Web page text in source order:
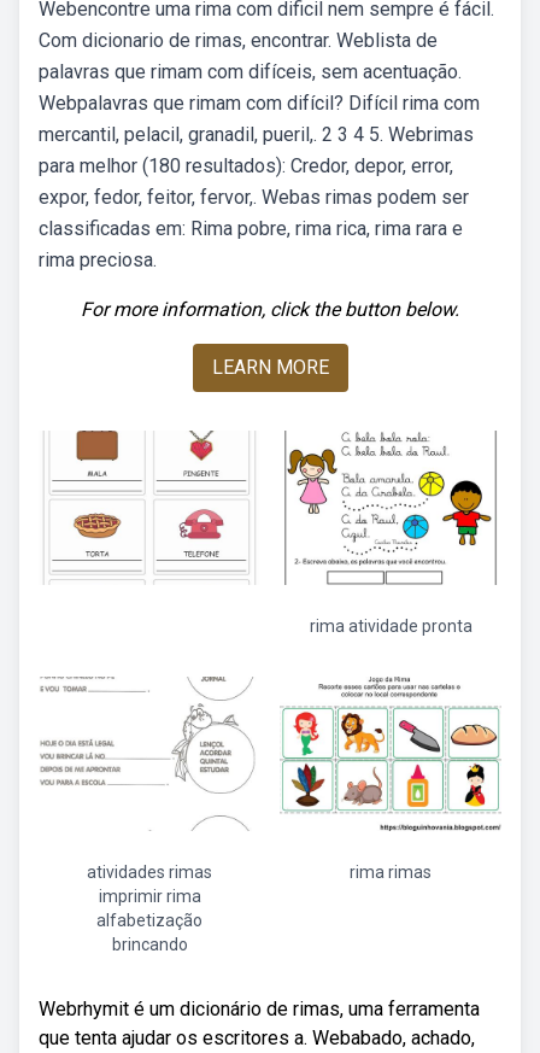
Webencontre uma rima com dificil nem sempre é fácil.
Com dicionario de rimas, encontrar. Weblista de
palavras que rimam com difíceis, sem acentuação.
Webpalavras que rimam com difícil? Difícil rima com
mercantil, pelacil, granadil, pueril,. 2 3 4 5. Webrimas
para melhor (180 resultados): Credor, depor, error,
expor, fedor, feitor, fervor,. Webas rimas podem ser
classificadas em: Rima pobre, rima rica, rima rara e
rima preciosa.
For more information, click the button below.
LEARN MORE
rima atividade pronta
atividades rimas
imprimir rima
alfabetização
brincando
rima rimas
Webrhymit é um dicionário de rimas, uma ferramenta
que tenta ajudar os escritores a. Webabado, achado,